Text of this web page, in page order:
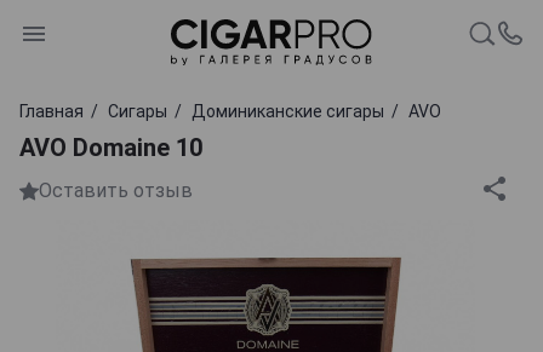
Главная Сигары Доминиканские сигары AVO
AVO Domaine 10
Оставить отзыв